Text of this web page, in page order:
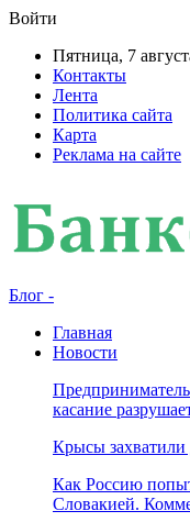
Войти
Пятница, 7
Контакты
Лента
Политика сайта
Карта
Реклама на сайте
Блог -
Главная
Новости
касание
Крысы захватили
Как Россию
Словакией.